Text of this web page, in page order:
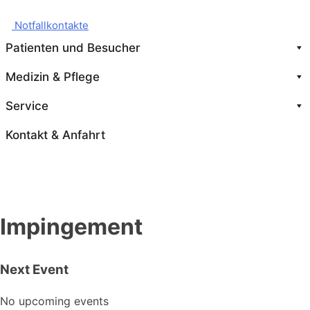
Notfallkontakte
Patienten und Besucher
Medizin & Pflege
Service
Kontakt & Anfahrt
Impingement
Next Event
No upcoming events